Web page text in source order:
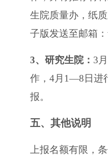
生院质量办，纸
子版发送至邮箱：
3、 研究生院： 3
作，4月1—8日进
报。
五、 其他说明
上报名额有限，